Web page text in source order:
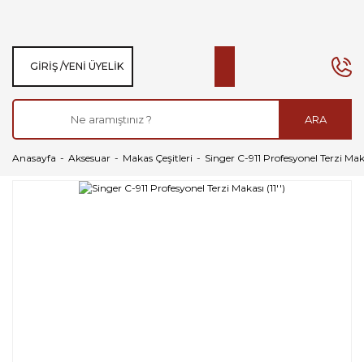
ARA
GIRIŞ /YENI ÜYELIK
Anasayfa Aksesuar Makas Çeşitleri Singer C-911 Profesyonel Terzi